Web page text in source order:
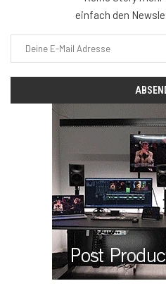
einfach den